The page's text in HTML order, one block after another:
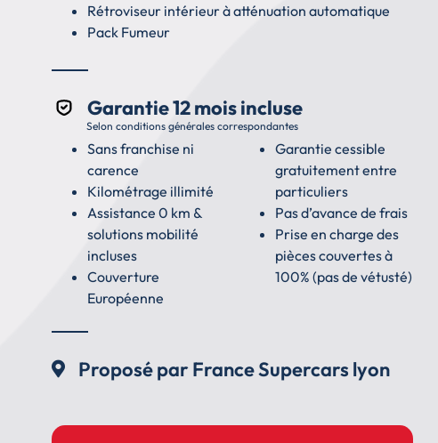
Rétroviseur intérieur à atténuation automatique
Pack Fumeur
Garantie 12 mois incluse
Selon conditions générales correspondantes
Sans franchise ni
carence
Kilométrage illimité
Assistance 0 km &
solutions mobilité
incluses
Couverture
Européenne
Garantie cessible
gratuitement entre
particuliers
Pas d’avance de frais
Prise en charge des
pièces couvertes à
100% (pas de vétusté)
Proposé par France Supercars lyon